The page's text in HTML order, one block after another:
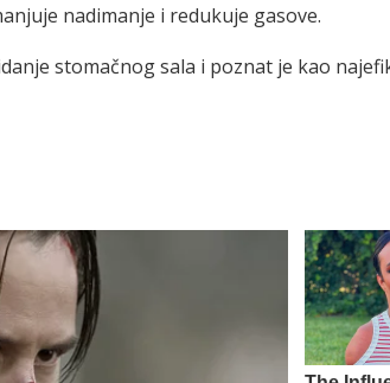
nadimanje i redukuje gasove.
stomačnog sala i poznat je kao